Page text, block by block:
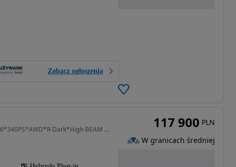
Zobacz ogłoszenia
1969 cm3 • 310 KM • T6*340PS*AWD*R-Dark*High-BEAM LeD*ACC*Lane ASS+*Kamera*BLACK-ED* 117 900 PLN
W granicach średniej